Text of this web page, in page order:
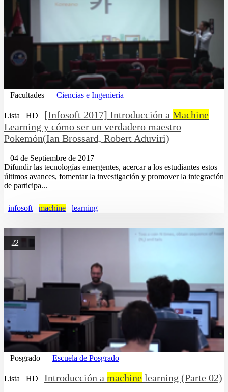
Facultades Ciencias e Ingeniería
Lista HD [Infosoft 2017] Introducción a Machine
Learning y cómo ser un verdadero maestro
Pokemón(Ian Brossard, Robert Aduviri)
04 de Septiembre de 2017
Difundir las tecnologías emergentes, acercar a los estudiantes estos
últimos avances, fomentar la investigación y promover la integración
de participa...
infosoft machine learning
22
Posgrado Escuela de Posgrado
Lista HD Introducción a machine learning (Parte 02)